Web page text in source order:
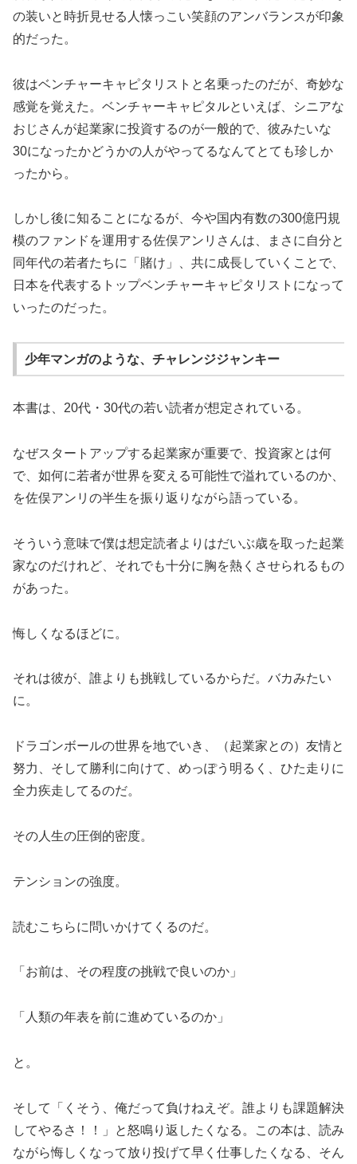
の装いと時折見せる人懐っこい笑顔のアンバランスが印象
的だった。
彼はベンチャーキャピタリストと名乗ったのだが、奇妙な
感覚を覚えた。ベンチャーキャピタルといえば、シニアな
おじさんが起業家に投資するのが一般的で、彼みたいな
30になったかどうかの人がやってるなんてとても珍しか
ったから。
しかし後に知ることになるが、今や国内有数の300億円規
模のファンドを運用する佐俣アンリさんは、まさに自分と
同年代の若者たちに「賭け」、共に成長していくことで、
日本を代表するトップベンチャーキャピタリストになって
いったのだった。
少年マンガのような、チャレンジジャンキー
本書は、20代・30代の若い読者が想定されている。
なぜスタートアップする起業家が重要で、投資家とは何
で、如何に若者が世界を変える可能性で溢れているのか、
を佐俣アンリの半生を振り返りながら語っている。
そういう意味で僕は想定読者よりはだいぶ歳を取った起業
家なのだけれど、それでも十分に胸を熱くさせられるもの
があった。
悔しくなるほどに。
それは彼が、誰よりも挑戦しているからだ。バカみたい
に。
ドラゴンボールの世界を地でいき、（起業家との）友情と
努力、そして勝利に向けて、めっぽう明るく、ひた走りに
全力疾走してるのだ。
その人生の圧倒的密度。
テンションの強度。
読むこちらに問いかけてくるのだ。
「お前は、その程度の挑戦で良いのか」
「人類の年表を前に進めているのか」
と。
そして「くそう、俺だって負けねえぞ。誰よりも課題解決
してやるさ！！」と怒鳴り返したくなる。この本は、読み
ながら悔しくなって放り投げて早く仕事したくなる、そん